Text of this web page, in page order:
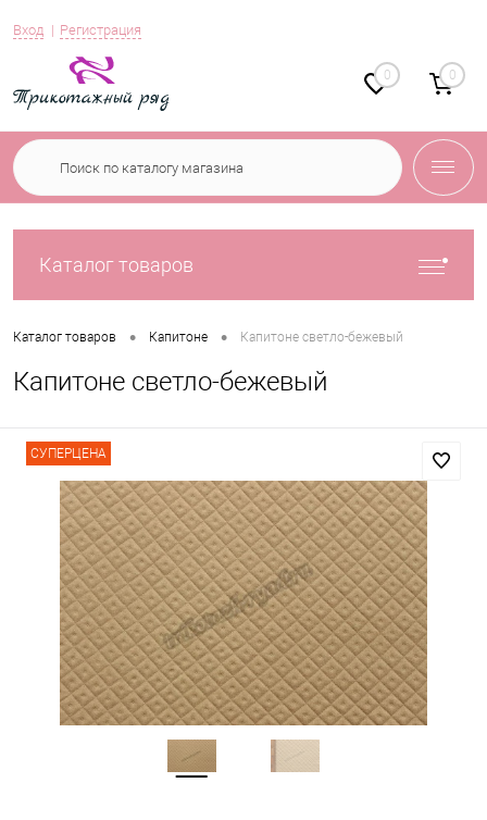
Вход Регистрация
0 0
Каталог товаров
Каталог товаров • Капитоне • Капитоне светло-бежевый
Капитоне светло-бежевый
СУПЕРЦЕНА